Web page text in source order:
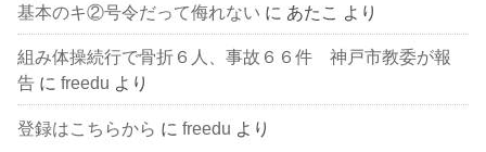
基本のキ②号令だって侮れない に あたこ より
組み体操続行で骨折６人、事故６６件 神戸市教委が報
告 にfreedu より
登録はこちらから にfreedu より